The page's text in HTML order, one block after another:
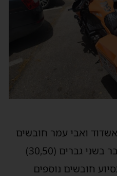
ואבי עמר חובשים
באיחוד הצלה מסרו: "מדובר בשני גברים (30,50)
חובשים נוספים